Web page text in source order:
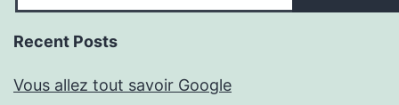
Recent Posts
Vous allez tout savoir Google